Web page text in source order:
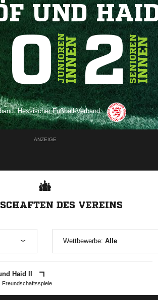
UND
0JUNIORENINNEN2SENIORENINNEN
Hessischer Fußball-Verband
ANZEIGE
DES VEREINS
Wettbewerbe: Alle
Haid II